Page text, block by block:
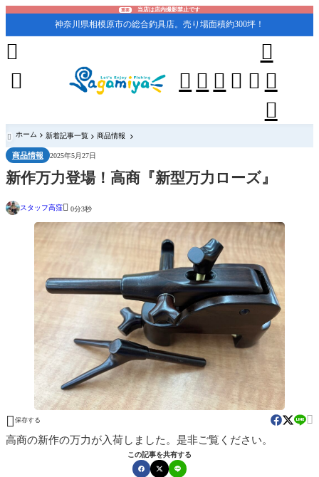
重要 当店は店内撮影禁止です
神奈川県相模原市の総合釣具店。売り場面積約300坪！
    





 ホーム 新着記事一覧 商品情報
商品情報 2025年5月27日
新作万力登場！高商『新型万力ローズ』
スタッフ高窪 0分3秒
 保存する 
高商の新作の万力が入荷しました。是非ご覧ください。
この記事を共有する